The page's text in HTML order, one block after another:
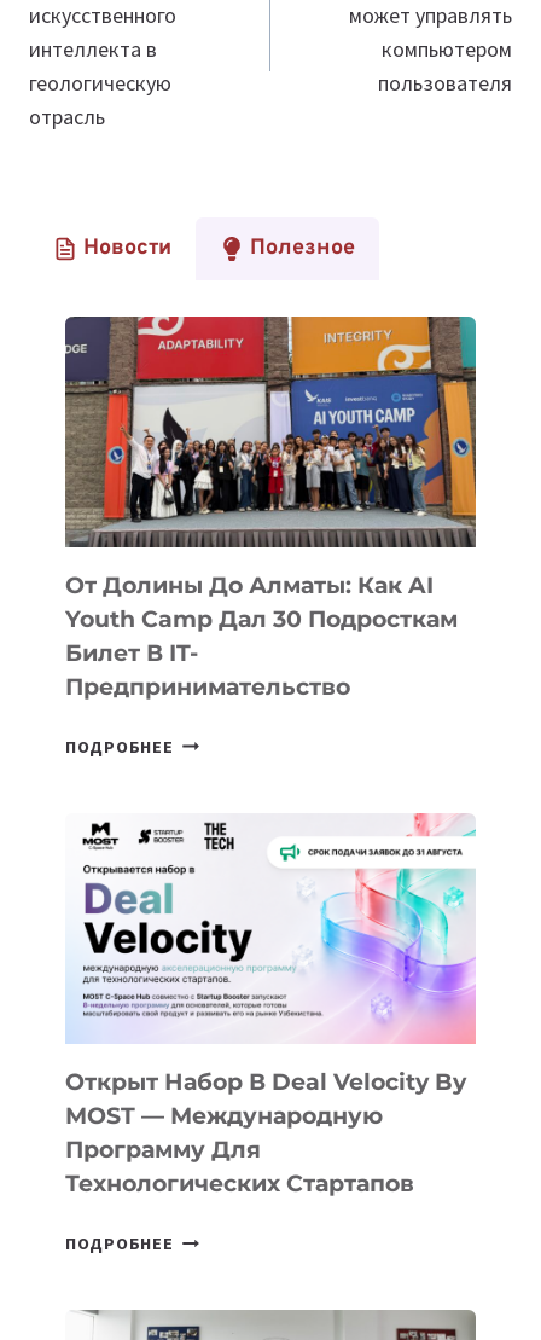
искусственного
интеллекта в
геологическую
отрасль
может управлять
компьютером
пользователя
Новости Полезное
От Долины До Алматы: Как AI
Youth Camp Дал 30 Подросткам
Билет В IT-
Предпринимательство
ПОДРОБНЕЕ ОТ
АЛМАТЫ:
КАК
AI
YOUTH
CAMP
ДАЛ
30
ПОДРОСТКАМ
БИЛЕТ
В
ПРЕДПРИНИМАТЕЛЬСТВО
Открыт Набор В Deal Velocity By
MOST — Международную
Программу Для
Технологических Стартапов
ПОДРОБНЕЕ ОТКРЫТ
DEAL